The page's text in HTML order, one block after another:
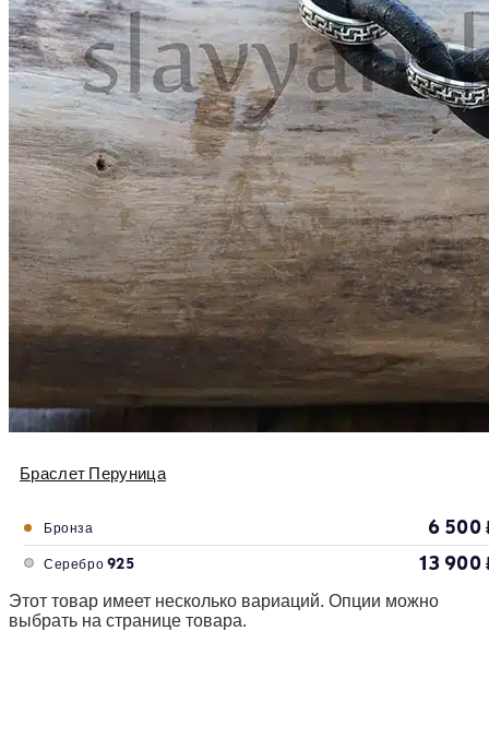
Браслет Перуница
Бронза 6 500
Серебро 925 13 900
Этот товар имеет несколько вариаций. Опции можно
выбрать на странице товара.